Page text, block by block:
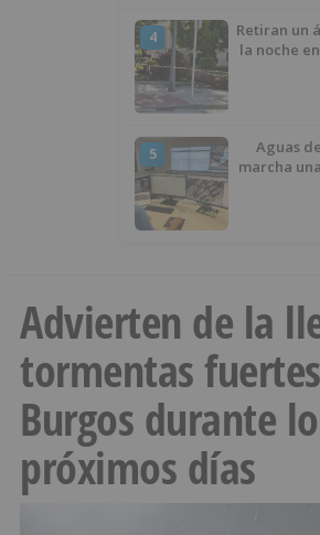
4
Retiran un
la noche
5
Aguas
marcha
Advierten de la
tormentas
Burgos durante
próximos días